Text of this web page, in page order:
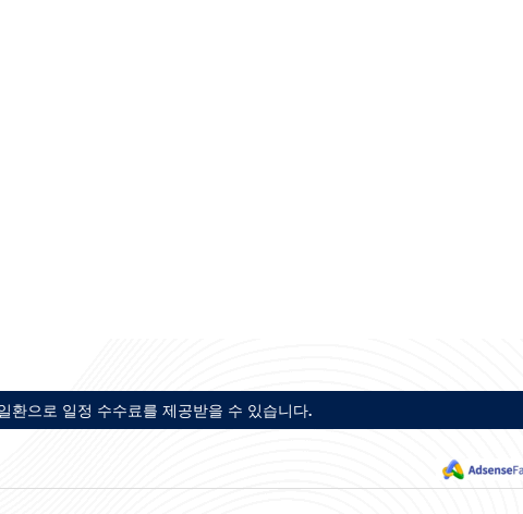
환으로 일정 수수료를 제공받을 수 있습니다.